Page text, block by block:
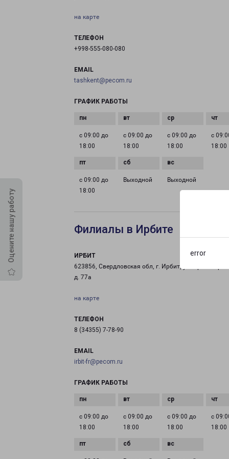
error
Оцените нашу работу
на карте
ТЕЛЕФОН
+998-555-080-080
EMAIL
tashkent@pecom.ru
ГРАФИК РАБОТЫ
с 09:00 до
18:00
с 09:00 до
18:00
с 09:00 до
18:00
с
18:00
с 09:00 до
18:00
Выходной Выходной
Филиалы в Ирбите
ИРБИТ
623856, Свердловская обл, г. Ирбит, ул.
д. 77а
на карте
ТЕЛЕФОН
8 (34355) 7-78-90
EMAIL
irbit-fr@pecom.ru
ГРАФИК РАБОТЫ
с 09:00 до
18:00
с 09:00 до
18:00
с 09:00 до
18:00
с
18:00